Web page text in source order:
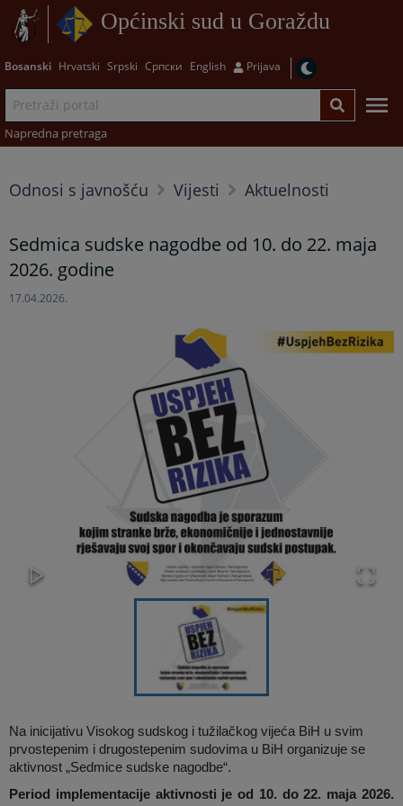
Općinski sud u Goraždu
Bosanski Hrvatski Srpski Српски English Prijava
Napredna pretraga
Odnosi s javnošću Vijesti Aktuelnosti
Sedmica sudske nagodbe od 10. do 22. maja
2026. godine
17.04.2026.
Na inicijativu Visokog sudskog i tužilačkog vijeća BiH u svim
prvostepenim i drugostepenim sudovima u BiH organizuje se
aktivnost „Sedmice sudske nagodbe“.
Period implementacije aktivnosti je od 10. do 22. maja 2026.